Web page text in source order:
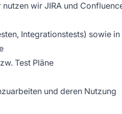
wir JIRA und
Integrationstests) sowie in
Test Pläne
und deren Nutzung